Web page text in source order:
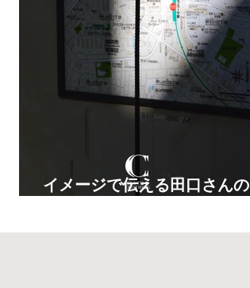
イメージで伝える田口さんの